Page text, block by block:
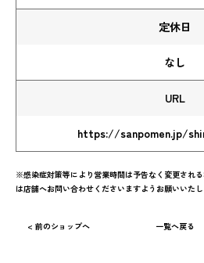
定休日
なし
URL
https://sanpomen.jp/
※感染症対策等により営業時間は予告なく変更され
は店舗へお問い合わせくださいますようお願いいたし
< 前のショップへ 一覧へ戻る